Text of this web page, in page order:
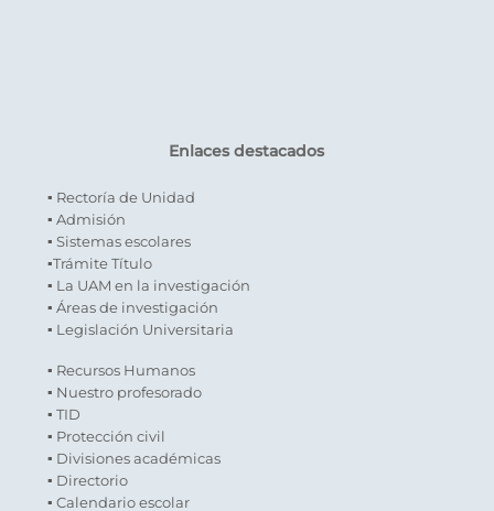
Enlaces destacados
▪ Rectoría de Unidad
▪ Admisión
▪ Sistemas escolares
▪Trámite Título
▪ La UAM en la investigación
▪ Áreas de investigación
▪ Legislación Universitaria
▪ Recursos Humanos
▪ Nuestro profesorado
▪ TID
▪ Protección civil
▪ Divisiones académicas
▪ Directorio
▪ Calendario escolar